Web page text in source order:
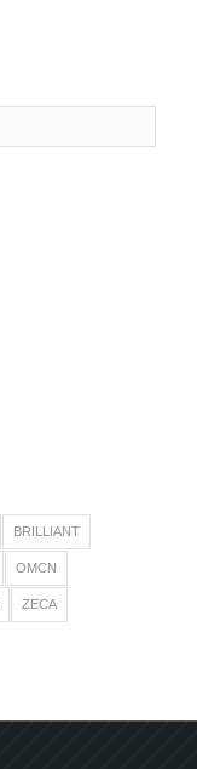
BRILLIANT
OMCN
ZECA